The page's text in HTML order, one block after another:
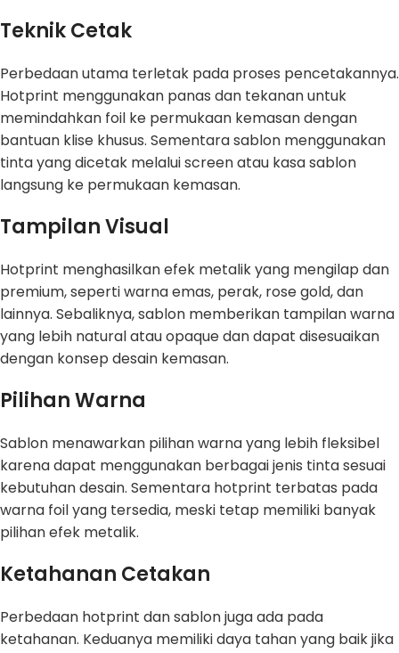
Teknik Cetak
Perbedaan utama terletak pada proses pencetakannya.
Hotprint menggunakan panas dan tekanan untuk
memindahkan foil ke permukaan kemasan dengan
bantuan klise khusus. Sementara sablon menggunakan
tinta yang dicetak melalui screen atau kasa sablon
langsung ke permukaan kemasan.
Tampilan Visual
Hotprint menghasilkan efek metalik yang mengilap dan
premium, seperti warna emas, perak, rose gold, dan
lainnya. Sebaliknya, sablon memberikan tampilan warna
yang lebih natural atau opaque dan dapat disesuaikan
dengan konsep desain kemasan.
Pilihan Warna
Sablon menawarkan pilihan warna yang lebih fleksibel
karena dapat menggunakan berbagai jenis tinta sesuai
kebutuhan desain. Sementara hotprint terbatas pada
warna foil yang tersedia, meski tetap memiliki banyak
pilihan efek metalik.
Ketahanan Cetakan
Perbedaan hotprint dan sablon juga ada pada
ketahanan. Keduanya memiliki daya tahan yang baik jika